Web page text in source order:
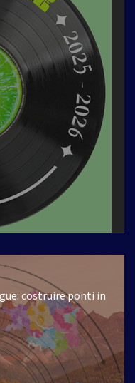
costruire ponti in